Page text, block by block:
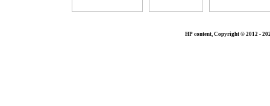
HP content, Copyright © 2012 -